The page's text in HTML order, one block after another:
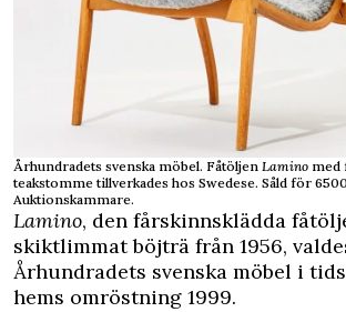
Århundradets svenska möbel. Fåtöljen Lamino med
teakstomme tillverkades hos Swedese. Såld för
Auktionskammare.
Lamino, den fårskinnsklädda
skiktlimmat böjträ från 1956,
Århundradets svenska möbel i
hems omröstning 1999.